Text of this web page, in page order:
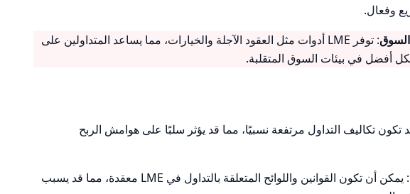
وفعال.
: توفر LME أدوات مثل العقود الآجلة والخيارات، مما يساعد المتداولين على
أفضل في بيئات السوق المتقلبة.
تكون تكاليف التداول مرتفعة نسبيًا، مما قد يؤثر سلبًا على هوامش الربح
: يمكن أن تكون القوانين واللوائح المتعلقة بالتداول في LME معقدة، مما قد يسبب